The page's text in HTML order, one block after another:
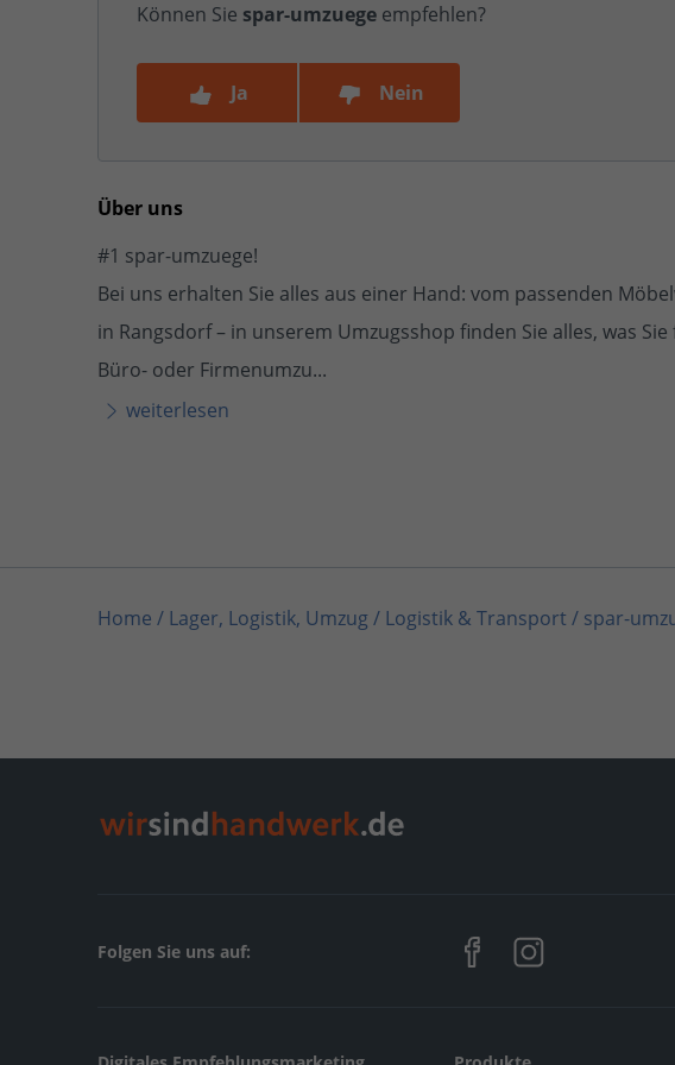
Können Sie spar-umzuege empfehlen?
Ja Nein
Über uns
#1 spar-umzuege!
Bei uns erhalten Sie alles aus einer Hand: vom passenden
in Rangsdorf – in unserem Umzugsshop finden Sie alles, was
Büro- oder Firmenumzu...
weiterlesen
Home / Lager, Logistik, Umzug / Logistik & Transport / spar-
Folgen Sie uns auf: